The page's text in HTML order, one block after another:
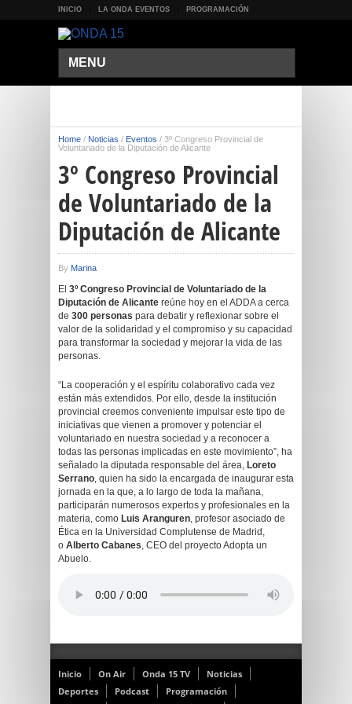
INICIO LA ONDA EVENTOS PROGRAMACIÓN
MENU
Home / Noticias / Eventos / 3º Congreso Provincial de
Voluntariado de la Diputación de Alicante
3º Congreso Provincial
de Voluntariado de la
Diputación de Alicante
By Marina
El 3º Congreso Provincial de Voluntariado de la
Diputación de Alicante reúne hoy en el ADDA a cerca
de 300 personas para debatir y reflexionar sobre el
valor de la solidaridad y el compromiso y su capacidad
para transformar la sociedad y mejorar la vida de las
personas.
“La cooperación y el espíritu colaborativo cada vez
están más extendidos. Por ello, desde la institución
provincial creemos conveniente impulsar este tipo de
iniciativas que vienen a promover y potenciar el
voluntariado en nuestra sociedad y a reconocer a
todas las personas implicadas en este movimiento”, ha
señalado la diputada responsable del área, Loreto
Serrano, quien ha sido la encargada de inaugurar esta
jornada en la que, a lo largo de toda la mañana,
participarán numerosos expertos y profesionales en la
materia, como Luis Aranguren, profesor asociado de
Ética en la Universidad Complutense de Madrid,
o Alberto Cabanes, CEO del proyecto Adopta un
Abuelo.
Inicio On Air Onda 15 TV
Noticias
Deportes
Podcast
Programación